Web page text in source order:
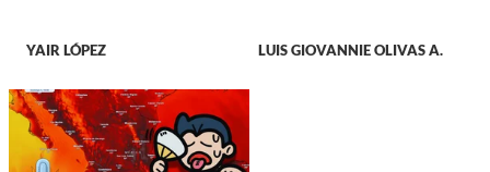
YAIR LÓPEZ LUIS GIOVANNIE OLIVAS A.